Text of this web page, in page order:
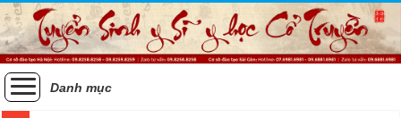
Danh mục